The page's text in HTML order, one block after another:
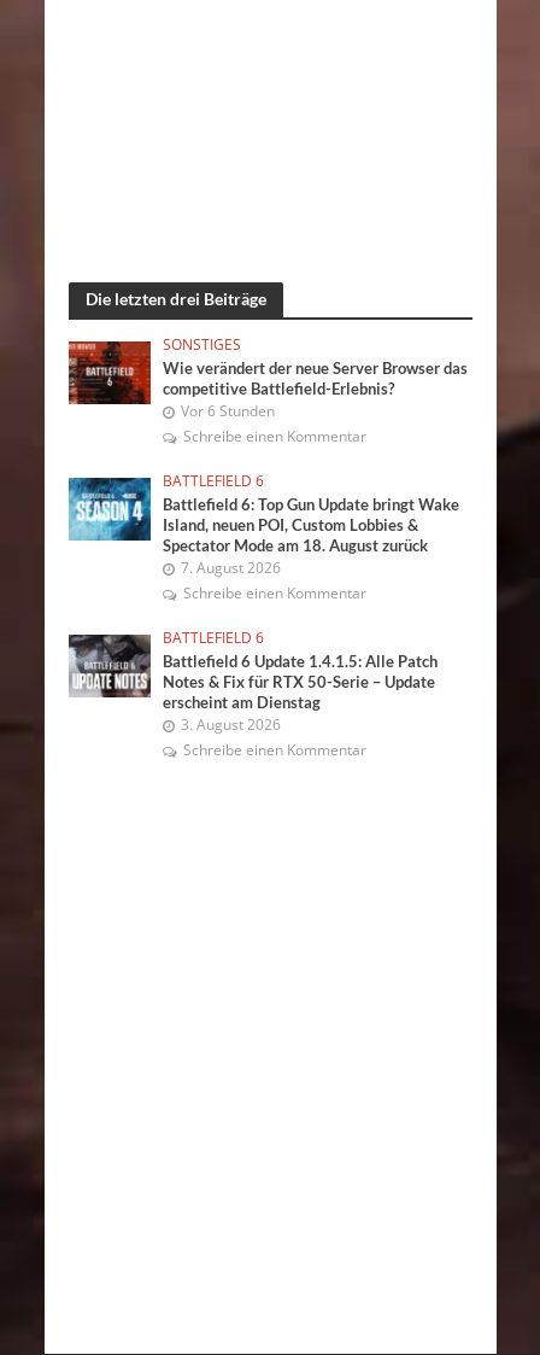
Die letzten drei Beiträge
SONSTIGES
Wie verändert der neue Server Browser das
competitive Battlefield-Erlebnis?
Vor 6 Stunden
Schreibe einen Kommentar
BATTLEFIELD 6
Battlefield 6: Top Gun Update bringt Wake
Island, neuen POI, Custom Lobbies &
Spectator Mode am 18. August zurück
7. August 2026
Schreibe einen Kommentar
BATTLEFIELD 6
Battlefield 6 Update 1.4.1.5: Alle Patch
Notes & Fix für RTX 50-Serie – Update
erscheint am Dienstag
3. August 2026
Schreibe einen Kommentar